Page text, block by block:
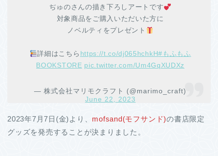
ぢゅのさんの描き下ろしアートです
対象商品をご購入いただいた方に
ノベルティをプレゼント
詳細はこちら https://t.co/dj065hchkH#もふもふ
BOOKSTORE pic.twitter.com/Um4GqXUDXz
— 株式会社マリモクラフト (@marimo_craft)
June 22, 2023
2023年7月7日(金)より、 mofsand(モフサンド)の書店限定
グッズを発売することが決まりました。